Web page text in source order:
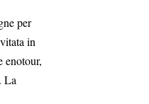
per
in
enotour,
La